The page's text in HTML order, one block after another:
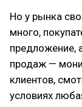
Но у рынка
много,
предложение,
продаж —
клиентов,
условиях